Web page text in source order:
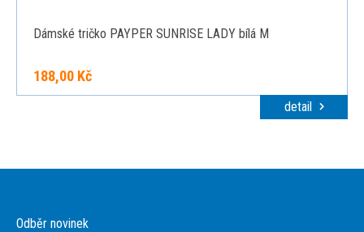
Dámské tričko PAYPER SUNRISE LADY bílá M
188,00 Kč
detail
Odběr novinek